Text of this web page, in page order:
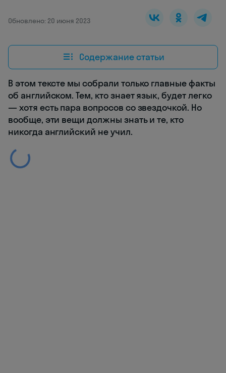
Обновлено: 20 июня 2023
Содержание статьи
В этом тексте мы собрали только главные факты
об английском. Тем, кто знает язык, будет легко
— хотя есть пара вопросов со звездочкой. Но
вообще, эти вещи должны знать и те, кто
никогда английский не учил.